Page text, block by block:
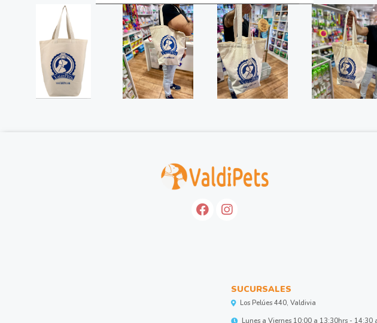
SUCURSALES
Los Pelúes 440, Valdivia
Lunes a Viernes 10:00 a 13:30hrs -